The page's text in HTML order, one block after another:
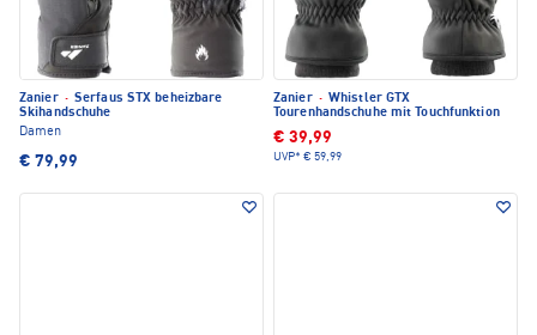
Zanier · Serfaus STX beheizbare
Skihandschuhe
Damen
€ 79,99
Zanier · Whistler GTX
Tourenhandschuhe mit Touchfunktion
€ 39,99
UVP* € 59,99